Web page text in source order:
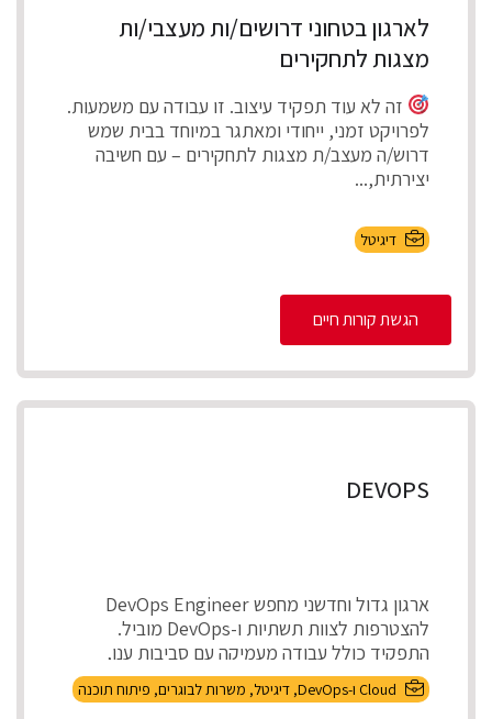
לארגון בטחוני דרושים/ות מעצבי/ות
מצגות לתחקירים
זה לא עוד תפקיד עיצוב. זו עבודה עם משמעות.
לפרויקט זמני, ייחודי ומאתגר במיוחד בבית שמש
דרוש/ה מעצב/ת מצגות לתחקירים – עם חשיבה
יצירתית,...
דיגיטל
הגשת קורות חיים
DEVOPS
ארגון גדול וחדשני מחפש DevOps Engineer
להצטרפות לצוות תשתיות ו-DevOps מוביל.
התפקיד כולל עבודה מעמיקה עם סביבות ענן,
CI/CD, אינטגרציות...Cloud ו-DevOps , דיגיטל, משרות לבוגרים, פיתוח תוכנה